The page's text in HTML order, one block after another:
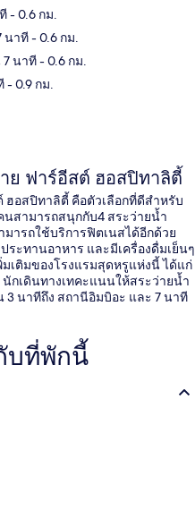
- 0.6 กม.
นาที- 0.6 กม.
7 นาที- 0.6 กม.
- 0.9 กม.
ย ฟาร์อีสต์ ฮอสปิทาลิตี้
ฮอสปิทาลิตี้ คือตัวเลือกที่ดีสำหรับ
สามารถสนุกกับ4 สระว่ายน้ำ
ารถใช้บริการฟิตเนสได้อีกด้วย
ระทานอาหาร และมีเครื่องดื่มเย็นๆ
เติมของโรงแรมสุดหรูแห่งนี้ ได้แก่
กเดินทางเทคะแนนให้สระว่ายน้ำ
นาทีถึง สถานีอิมบิอะ และ 7 นาที
บที่พักนี้